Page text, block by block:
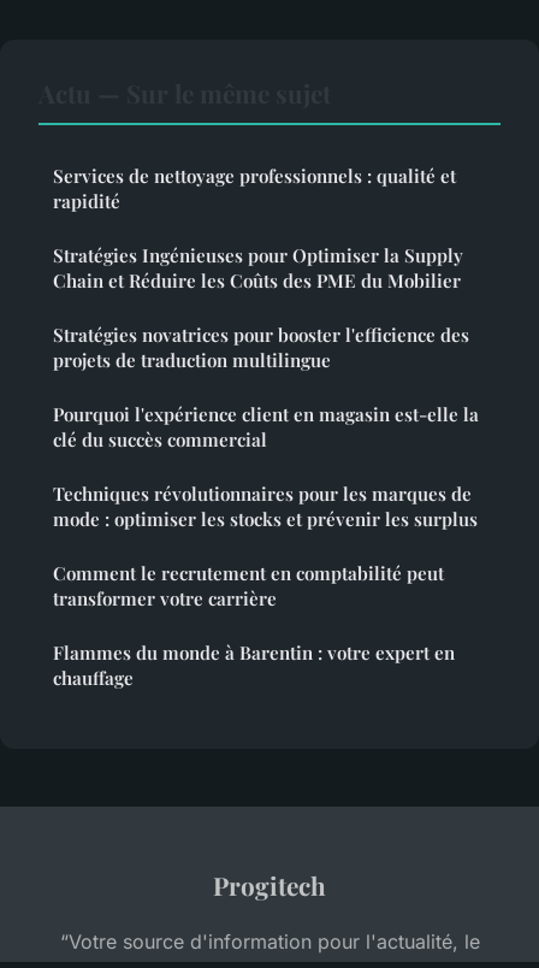
Services de nettoyage professionnels : qualité et
rapidité
Stratégies Ingénieuses pour Optimiser la Supply
Chain et Réduire les Coûts des PME du Mobilier
Stratégies novatrices pour booster l'efficience des
projets de traduction multilingue
Pourquoi l'expérience client en magasin est-elle la
clé du succès commercial
Techniques révolutionnaires pour les marques de
mode : optimiser les stocks et prévenir les surplus
Comment le recrutement en comptabilité peut
transformer votre carrière
Flammes du monde à Barentin : votre expert en
chauffage
Progitech
“Votre source d'information pour l'actualité, le